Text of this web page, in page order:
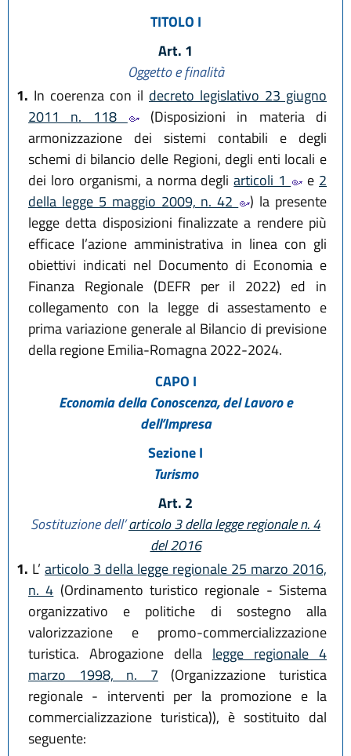
TITOLO I
Art. 1
Oggetto e finalità
1. In coerenza con il decreto legislativo 23 giugno
2011 n. 118
(Disposizioni in materia di
armonizzazione dei sistemi contabili e degli
schemi di bilancio delle Regioni, degli enti locali e
dei loro organismi, a norma degliarticoli 1 e 2
della legge 5 maggio 2009, n. 42
) la presente
legge detta disposizioni finalizzate a rendere più
efficace l’azione amministrativa in linea con gli
obiettivi indicati nel Documento di Economia e
Finanza Regionale (DEFR per il 2022) ed in
collegamento con la legge di assestamento e
prima variazione generale al Bilancio di previsione
della regione Emilia-Romagna 2022-2024.
CAPO I
Economia della Conoscenza, del Lavoro e
dell’Impresa
Sezione I
Turismo
Art. 2
Sostituzione dell’articolo 3 della legge regionale n. 4
del 2016
1. L’ articolo 3 della legge regionale 25 marzo 2016,
n. 4 (Ordinamento turistico regionale - Sistema
organizzativo e politiche di sostegno alla
valorizzazione e promo-commercializzazione
turistica. Abrogazione della legge regionale 4
marzo 1998, n. 7 (Organizzazione turistica
regionale - interventi per la promozione e la
commercializzazione turistica)), è sostituito dal
seguente: